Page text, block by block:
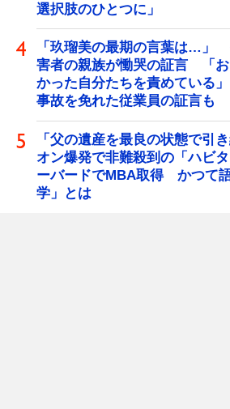
選択肢のひとつに」
「玖瑠美の最期の言葉は…」
害者の親族が慟哭の証言 「
かった自分たちを責めている
事故を免れた従業員の証言も
「父の遺産を最良の状態で
オン爆発で非難殺到の「ハビ
ーバードでMBA取得 かつて
学」とは